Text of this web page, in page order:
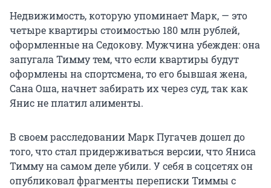
Недвижимость, которую упоминает Марк, — это
четыре квартиры стоимостью 180 млн рублей,
оформленные на Седокову. Мужчина убежден: она
запугала Тимму тем, что если квартиры будут
оформлены на спортсмена, то его бывшая жена,
Сана Оша, начнет забирать их через суд, так как
Янис не платил алименты.
В своем расследовании Марк Пугачев дошел до
того, что стал придерживаться версии, что Яниса
Тимму на самом деле убили. У себя в соцсетях он
опубликовал фрагменты переписки Тиммы с